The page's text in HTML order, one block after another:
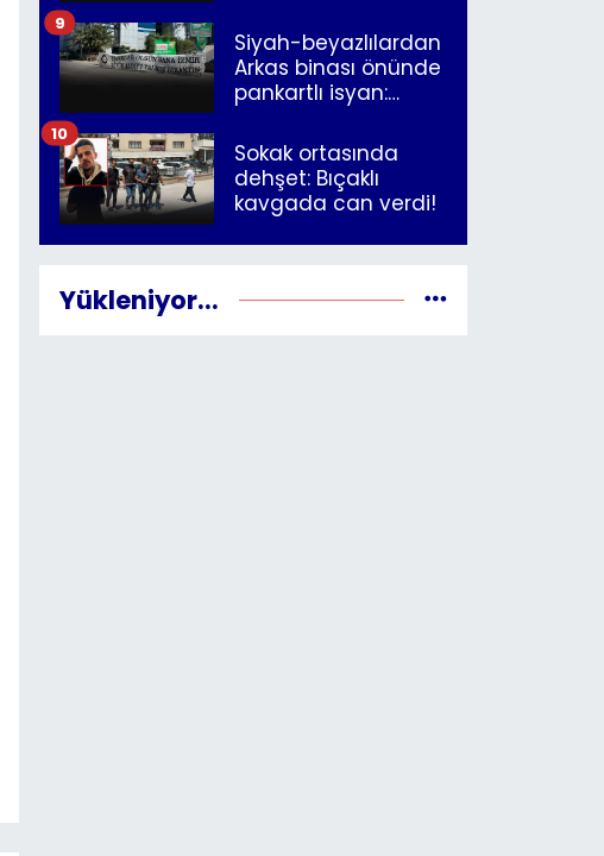
Siyah-beyazlılardan
Arkas binası önünde
pankartlı isyan:
İzmir"
9
Sokak ortasında
dehşet: Bıçaklı
kavgada can verdi!
10
Yükleniyor...